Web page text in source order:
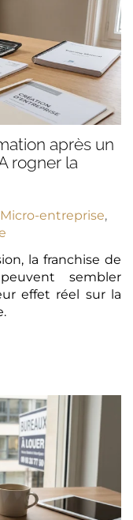
après un
rogner la
Micro-entreprise,
la franchise de
sembler
effet réel sur la